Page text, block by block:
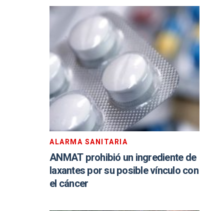
ALARMA SANITARIA
ANMAT prohibió un ingrediente de
laxantes por su posible vínculo con
el cáncer